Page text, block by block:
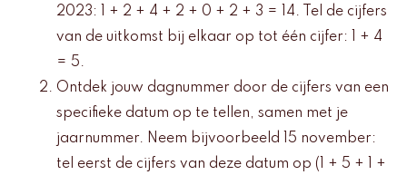
2023: 1 + 2 + 4 + 2 + 0 + 2 + 3 = 14. Tel de cijfers
van de uitkomst bij elkaar op tot één cijfer: 1 + 4
= 5.
Ontdek jouw dagnummer door de cijfers van een
specifieke datum op te tellen, samen met je
jaarnummer. Neem bijvoorbeeld 15 november:
tel eerst de cijfers van deze datum op (1 + 5 + 1 +